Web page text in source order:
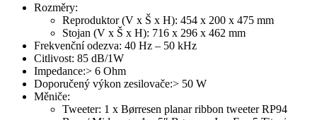
Rozměry:
Reproduktor (V x Š x H): 454 x 200 x 475 mm
Stojan (V x Š x H): 716 x 296 x 462 mm
Frekvenční odezva: 40 Hz – 50 kHz
Citlivost: 85 dB/1W
Impedance:> 6 Ohm
Doporučený výkon zesilovače:> 50 W
Měniče:
Tweeter: 1 x Børresen planar ribbon tweeter RP94